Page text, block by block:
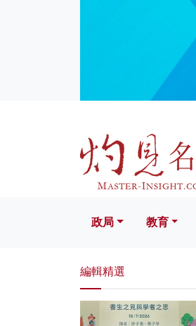
文化
政局 教育
編輯精選